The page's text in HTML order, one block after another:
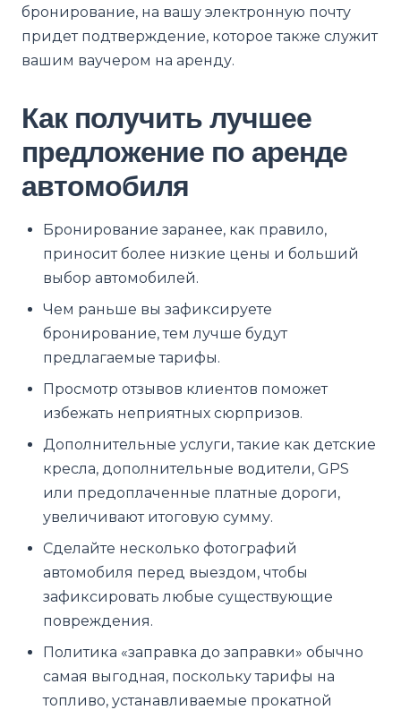
бронирование, на вашу электронную почту
придет подтверждение, которое также служит
вашим ваучером на аренду.
Как получить лучшее
предложение по аренде
автомобиля
Бронирование заранее, как правило,
приносит более низкие цены и больший
выбор автомобилей.
Чем раньше вы зафиксируете
бронирование, тем лучше будут
предлагаемые тарифы.
Просмотр отзывов клиентов поможет
избежать неприятных сюрпризов.
Дополнительные услуги, такие как детские
кресла, дополнительные водители, GPS
или предоплаченные платные дороги,
увеличивают итоговую сумму.
Сделайте несколько фотографий
автомобиля перед выездом, чтобы
зафиксировать любые существующие
повреждения.
Политика «заправка до заправки» обычно
самая выгодная, поскольку тарифы на
топливо, устанавливаемые прокатной